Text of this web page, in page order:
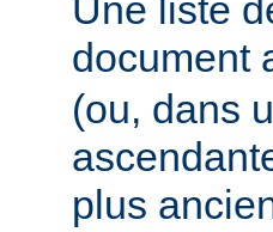
Une liste
document
(ou, dans
plus